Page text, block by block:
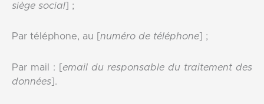
siège social ] ;
Par téléphone, au [ numéro de téléphone ] ;
Par mail : [ email du responsable du traitement des
données ].